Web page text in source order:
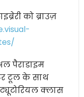
को ब्राउज़
पैराडाइम
टूल के साथ
क्लास